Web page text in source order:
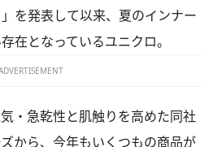
を発表して以来、夏のインナー
在となっているユニクロ。
・急乾性と肌触りを高めた同社
から、今年もいくつもの商品が